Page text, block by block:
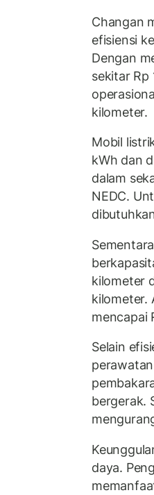
Changan
efisiensi
Dengan
sekitar Rp
kilometer.
Mobil
kWh dan
dalam
NEDC.
kilometer
kilometer.
mencapai
Selain
bergerak.
daya.